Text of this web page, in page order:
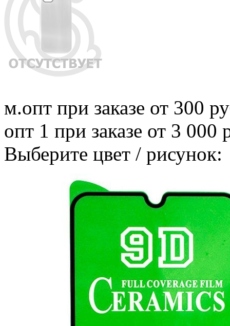
м.опт при заказе от 300
опт 1 при заказе от 3 000
Выберите цвет / рисунок: